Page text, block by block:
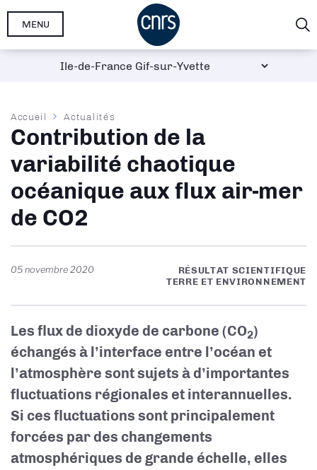
Aller
MENU
Fil
d'Ariane
Accueil Actualités
Contribution de la
variabilité chaotique
océanique aux flux air-mer
de CO2
05 novembre 2020
RÉSULTAT SCIENTIFIQUE
TERRE ET ENVIRONNEMENT
Les flux de dioxyde de carbone (CO2)
échangés à l’interface entre l’océan et
l’atmosphère sont sujets à d’importantes
fluctuations régionales et interannuelles.
Si ces fluctuations sont principalement
forcées par des changements
atmosphériques de grande échelle, elles